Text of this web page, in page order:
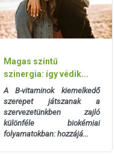
Magas szintű
szinergia: így védik...
A B-vitaminok kiemelkedő
szerepet játszanak a
szervezetünkben zajló
különféle biokémiai
folyamatokban: hozzájá...